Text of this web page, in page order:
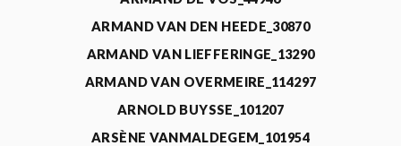
ARMAND VAN DEN HEEDE_30870
ARMAND VAN LIEFFERINGE_13290
ARMAND VAN OVERMEIRE_114297
ARNOLD BUYSSE_101207
ARSÈNE VANMALDEGEM_101954